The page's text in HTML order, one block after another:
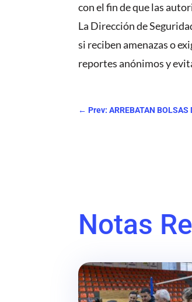
con el fin de que las
La Dirección de
si reciben amenazas o
reportes anónimos y
← Prev: ARREBATAN BOLSAS
Notas